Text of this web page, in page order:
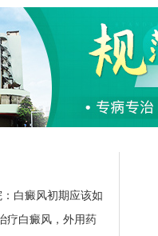
白癜风初期应该如
疗白癜风，外用药